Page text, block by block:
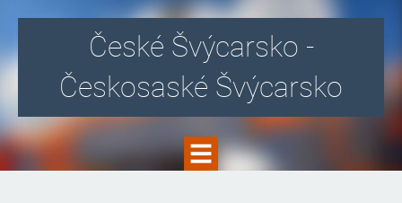
České Švýcarsko -
Českosaské Švýcarsko